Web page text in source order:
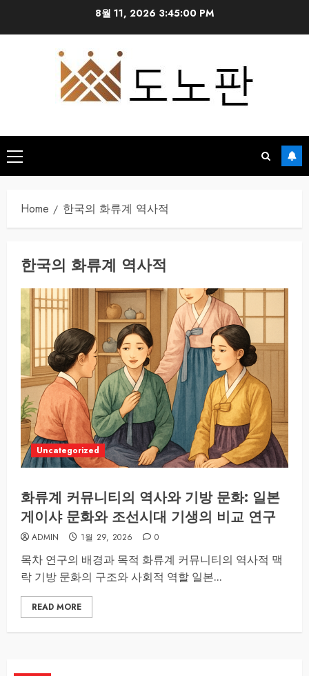
8월 11, 2026 3:45:00 PM
Primary
Menu
Home 한국의 화류계 역사적
한국의 화류계 역사적
Uncategorized
화류계 커뮤니티의 역사와 기방 문화: 일본
게이샤 문화와 조선시대 기생의 비교 연구
ADMIN 1월 29, 2026 0
목차 연구의 배경과 목적 화류계 커뮤니티의 역사적 맥
락 기방 문화의 구조와 사회적 역할 일본...
READ MORE